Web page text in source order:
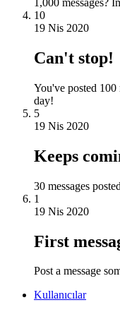
1,000 messages?
10
19 Nis 2020
Can't stop!
You've posted 100
day!
5
19 Nis 2020
Keeps
30 messages
1
19 Nis 2020
First
Post a message
Kullanıcılar